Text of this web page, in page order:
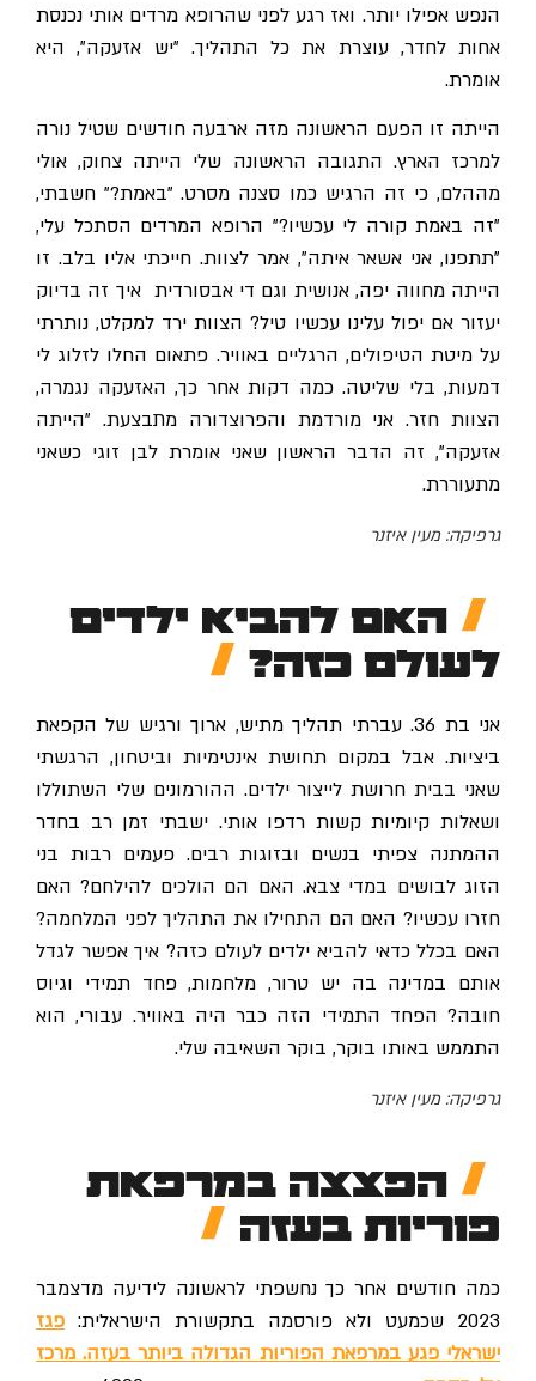
הנפש אפילו יותר. ואז רגע לפני שהרופא מרדים אותי נכנסת
אחות לחדר, עוצרת את כל התהליך. "יש אזעקה", היא
אומרת.
הייתה זו הפעם הראשונה מזה ארבעה חודשים שטיל נורה
למרכז הארץ. התגובה הראשונה שלי הייתה צחוק, אולי
מההלם, כי זה הרגיש כמו סצנה מסרט. "באמת?" חשבתי,
"זה באמת קורה לי עכשיו?" הרופא המרדים הסתכל עלי,
"תתפנו, אני אשאר איתה", אמר לצוות. חייכתי אליו בלב. זו
הייתה מחווה יפה, אנושית וגם די אבסורדית איך זה בדיוק
יעזור אם יפול עלינו עכשיו טיל? הצוות ירד למקלט, נותרתי
על מיטת הטיפולים, הרגליים באוויר. פתאום החלו לזלוג לי
דמעות, בלי שליטה. כמה דקות אחר כך, האזעקה נגמרה,
הצוות חזר. אני מורדמת והפרוצדורה מתבצעת. "הייתה
אזעקה", זה הדבר הראשון שאני אומרת לבן זוגי כשאני
מתעוררת.
גרפיקה: מעין איזנר
האם להביא ילדים
לעולם כזה?
אני בת 36. עברתי תהליך מתיש, ארוך ורגיש של הקפאת
ביציות. אבל במקום תחושת אינטימיות וביטחון, הרגשתי
שאני בבית חרושת לייצור ילדים. ההורמונים שלי השתוללו
ושאלות קיומיות קשות רדפו אותי. ישבתי זמן רב בחדר
ההמתנה צפיתי בנשים ובזוגות רבים. פעמים רבות בני
הזוג לבושים במדי צבא. האם הם הולכים להילחם? האם
חזרו עכשיו? האם הם התחילו את התהליך לפני המלחמה?
האם בכלל כדאי להביא ילדים לעולם כזה? איך אפשר לגדל
אותם במדינה בה יש טרור, מלחמות, פחד תמידי וגיוס
חובה? הפחד התמידי הזה כבר היה באוויר. עבורי, הוא
התממש באותו בוקר, בוקר השאיבה שלי.
גרפיקה: מעין איזנר
הפצצה במרפאת
פוריות בעזה
כמה חודשים אחר כך נחשפתי לראשונה לידיעה מדצמבר
2023 שכמעט ולא פורסמה בתקשורת הישראלית:
פגז
ישראלי פגע במרפאת הפוריות הגדולה ביותר בעזה. מרכז